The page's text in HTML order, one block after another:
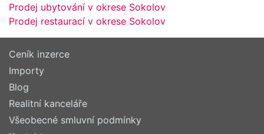
Prodej ubytování v okrese Sokolov
Prodej restaurací v okrese Sokolov
Ceník inzerce
Importy
Blog
Realitní kanceláře
Všeobecné smluvní podmínky